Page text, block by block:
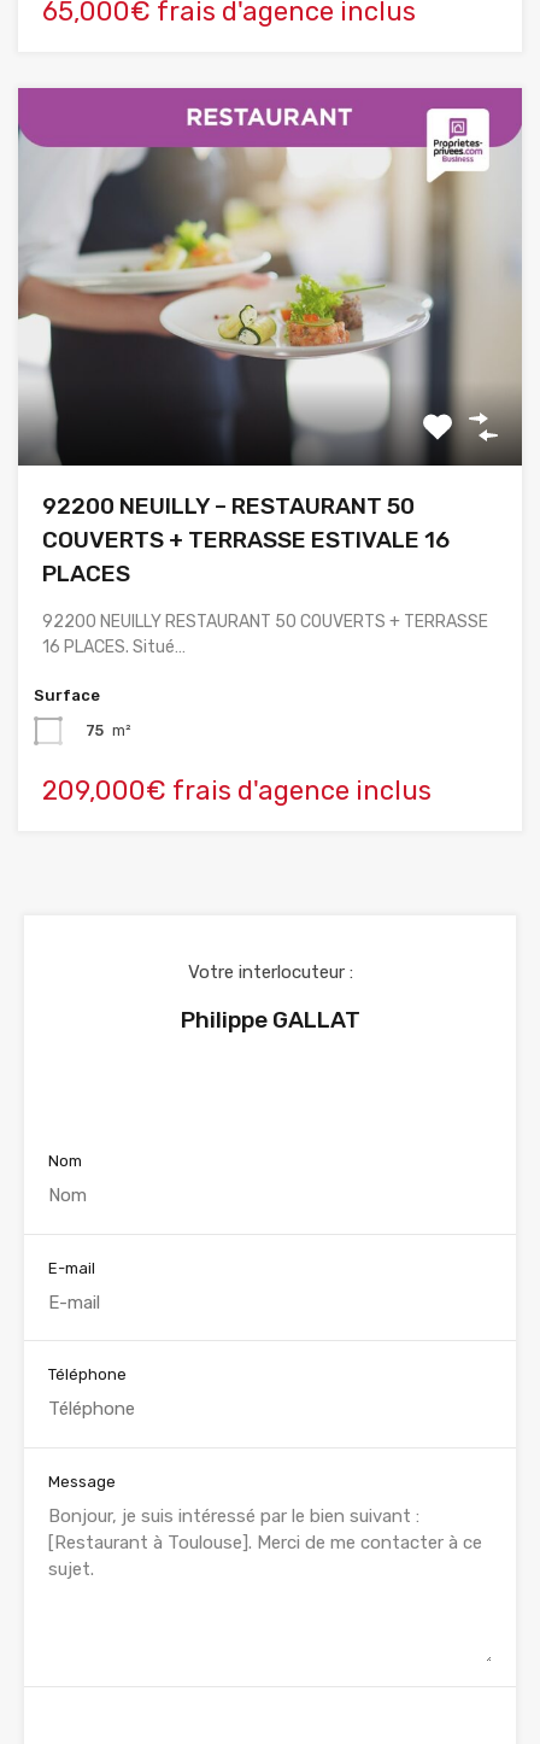
65,000€ frais d'agence inclus
92200 NEUILLY – RESTAURANT 50
COUVERTS + TERRASSE ESTIVALE 16
PLACES
92200 NEUILLY RESTAURANT 50 COUVERTS + TERRASSE
16 PLACES. Situé…
Surface
75 m²
209,000€ frais d'agence inclus
Votre interlocuteur :
Philippe GALLAT
Nom
E-mail
Téléphone
Message